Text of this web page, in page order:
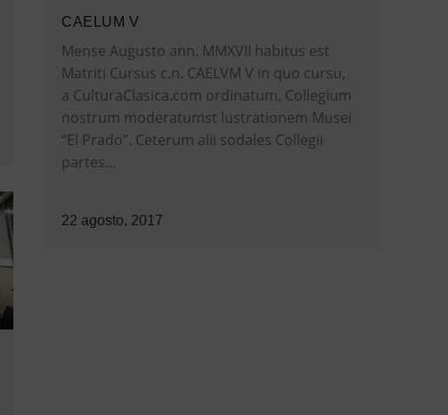
CAELUM V
Mense Augusto ann. MMXVII habitus est
Matriti Cursus c.n. CAELVM V in quo cursu,
a CulturaClasica.com ordinatum, Collegium
nostrum moderatumst lustrationem Musei
“El Prado”. Ceterum alii sodales Collegii
partes...
22 agosto, 2017